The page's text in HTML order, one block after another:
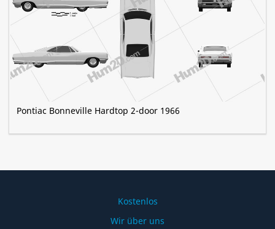
Pontiac Bonneville Hardtop 2-door 1966
Kostenlos
Wir über uns